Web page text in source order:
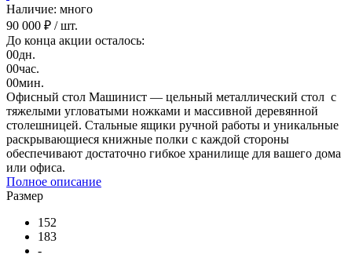
Наличие: много
90 000 ₽ / шт.
До конца акции осталось:
00дн.
00час.
00мин.
Офисный стол Машинист — цельный металлический стол с
тяжелыми угловатыми ножками и массивной деревянной
столешницей. Стальные ящики ручной работы и уникальные
раскрывающиеся книжные полки с каждой стороны
обеспечивают достаточно гибкое хранилище для вашего дома
или офиса.
Полное описание
Размер
152
183
-